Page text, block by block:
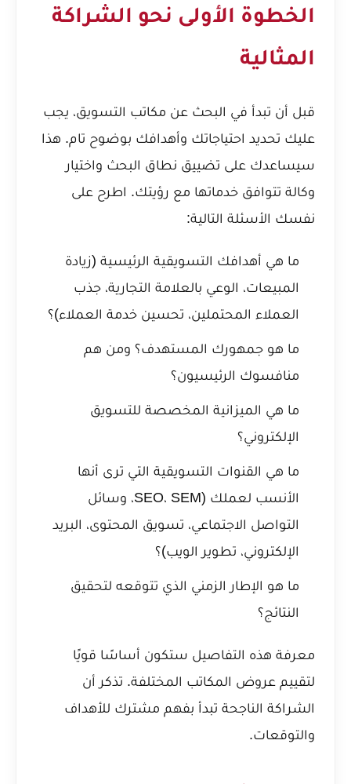
الخطوة الأولى نحو الشراكة
المثالية
قبل أن تبدأ في البحث عن مكاتب التسويق، يجب
عليك تحديد احتياجاتك وأهدافك بوضوح تام. هذا
سيساعدك على تضييق نطاق البحث واختيار
وكالة تتوافق خدماتها مع رؤيتك. اطرح على
نفسك الأسئلة التالية:
ما هي أهدافك التسويقية الرئيسية (زيادة
المبيعات، الوعي بالعلامة التجارية، جذب
العملاء المحتملين، تحسين خدمة العملاء)؟
ما هو جمهورك المستهدف؟ ومن هم
منافسوك الرئيسيون؟
ما هي الميزانية المخصصة للتسويق
الإلكتروني؟
ما هي القنوات التسويقية التي ترى أنها
الأنسب لعملك (SEO، SEM، وسائل
التواصل الاجتماعي، تسويق المحتوى، البريد
الإلكتروني، تطوير الويب)؟
ما هو الإطار الزمني الذي تتوقعه لتحقيق
النتائج؟
معرفة هذه التفاصيل ستكون أساسًا قويًا
لتقييم عروض المكاتب المختلفة. تذكر أن
الشراكة الناجحة تبدأ بفهم مشترك للأهداف
والتوقعات.